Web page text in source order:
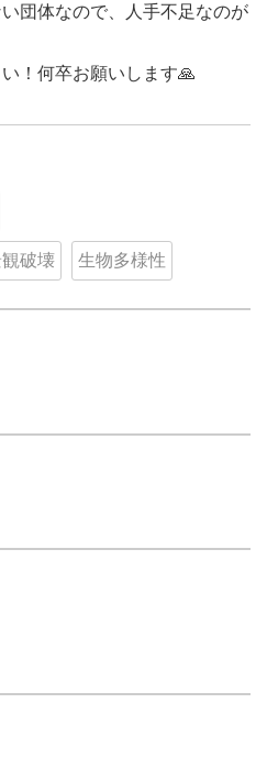
団体なので、人手不足なのが
！何卒お願いします🙏
破壊 生物多様性